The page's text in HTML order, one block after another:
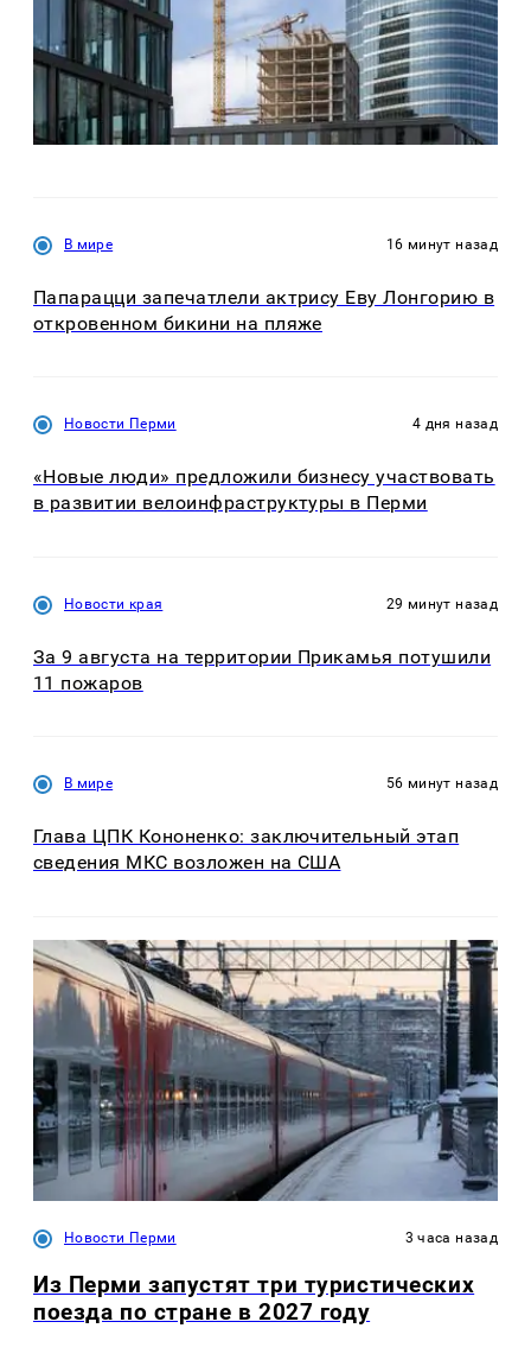
В мире 16 минут назад
Папарацци запечатлели актрису Еву Лонгорию в
откровенном бикини на пляже
Новости Перми 4 дня назад
«Новые люди» предложили бизнесу участвовать
в развитии велоинфраструктуры в Перми
Новости края 29 минут назад
За 9 августа на территории Прикамья потушили
11 пожаров
В мире 56 минут назад
Глава ЦПК Кононенко: заключительный этап
сведения МКС возложен на США
Новости Перми 3 часа назад
Из Перми запустят три туристических
поезда по стране в 2027 году